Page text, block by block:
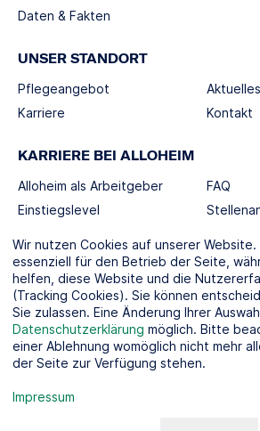
Daten & Fakten
UNSER STANDORT
Pflegeangebot
Karriere
Aktuelles
Kontakt
KARRIERE BEI ALLOHEIM
Alloheim als Arbeitgeber
Einstiegslevel
FAQ
SOCIAL MEDIA
KOOPERATIONSPARTNER
Wir nutzen Cookies auf unserer Website.
essenziell für den Betrieb der Seite,
helfen, diese Website und die
(Tracking Cookies). Sie können
Sie zulassen. Eine Änderung Ihrer
Datenschutzerklärung möglich. Bitte
einer Ablehnung womöglich nicht mehr
der Seite zur Verfügung stehen.
Impressum